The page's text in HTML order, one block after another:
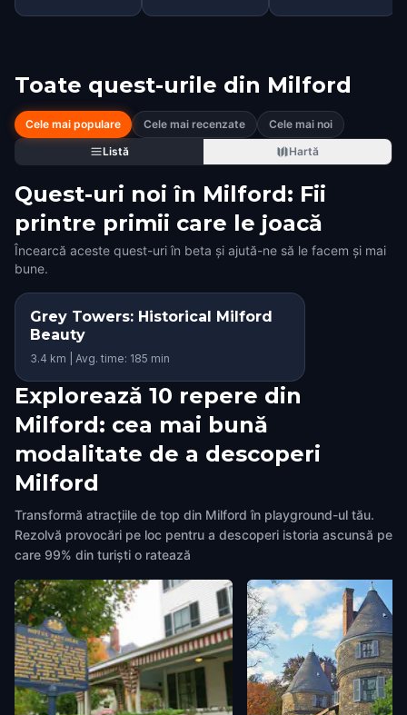
Toate quest-urile din Milford
Cele mai populare Cele mai recenzate
Cele mai noi
Listă
Hartă
Quest-uri noi în Milford: Fii
printre primii care le joacă
Încearcă aceste quest-uri în beta și ajută-ne să le facem și mai
bune.
Grey Towers: Historical Milford
Beauty
3.4 km | Avg. time: 185 min
Explorează 10 repere din
Milford: cea mai bună
modalitate de a descoperi
Milford
Transformă atracțiile de top din Milford în playground-ul tău.
Rezolvă provocări pe loc pentru a descoperi istoria ascunsă pe
care 99% din turiști o ratează